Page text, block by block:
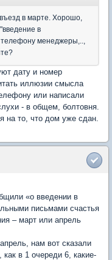
в марте. Хорошо,
в
телефону менеджеры,..,
дату и номер
иллюзии смысла
или написали
- в общем, болтовня.
на то, что дом уже сдан.
«о введении в
письмами счастья
– март или апрель
нам вот сказали
в 1 очереди 6, какие-